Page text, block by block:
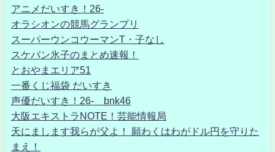
アニメだいすき！26-
オラシオンの競馬グランプリ
スーパーウンコウーマンT・子なし
スケバン氷子のまとめ速報！
とおやまエリア51
一番くじ福袋 だいすき
声優だいすき！26- bnk46
大阪エキストラNOTE！芸能情報局
天にまします我らが父よ！ 願わくはわがドル円を守りた
まえ！